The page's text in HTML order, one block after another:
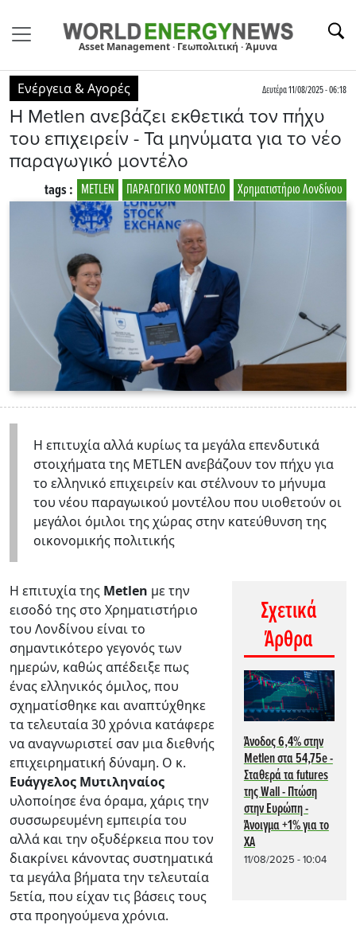
Asset Management · Γεωπολιτική · Άμυνα
Ενέργεια & Αγορές Δευτέρα 11/08/2025 - 06:18
H Metlen ανεβάζει εκθετικά τον πήχυ
του επιχειρείν - Τα μηνύματα για το νέο
παραγωγικό μοντέλο
Χρηματιστήριο Λονδίνου
ΠΑΡΑΓΩΓΙΚΟ ΜΟΝΤΕΛΟ
METLEN
tags :
H επιτυχία αλλά κυρίως τα μεγάλα επενδυτικά
στοιχήματα της METLEN ανεβάζουν τον πήχυ για
το ελληνικό επιχειρείν και στέλνουν το μήνυμα
του νέου παραγωικού μοντέλου που υιοθετούν οι
μεγάλοι όμιλοι της χώρας στην κατεύθυνση της
οικονομικής πολιτικής
Σχετικά
Άρθρα
Άνοδος 6,4% στην
Metlen στα 54,75e -
Σταθερά τα futures
της Wall - Πτώση
στην Ευρώπη -
Άνοιγμα +1% για το
ΧΑ
11/08/2025 - 10:04
Η επιτυχία της Metlen με την
εισοδό της στο Χρηματιστήριο
του Λονδίνου είναι το
σημαντικότερο γεγονός των
ημερών, καθώς απέδειξε πως
ένας ελληνικός όμιλος, που
σχηματίσθηκε και αναπτύχθηκε
τα τελευταία 30 χρόνια κατάφερε
να αναγνωριστεί σαν μια διεθνής
επιχειρηματική δύναμη. Ο κ.
Ευάγγελος Μυτιληναίος
υλοποίησε ένα όραμα, χάρις την
συσσωρευμένη εμπειρία του
αλλά και την οξυδέρκεια που τον
διακρίνει κάνοντας συστηματικά
τα μεγάλα βήματα την τελευταία
5ετία, που είχαν τις βάσεις τους
στα προηγούμενα χρόνια.